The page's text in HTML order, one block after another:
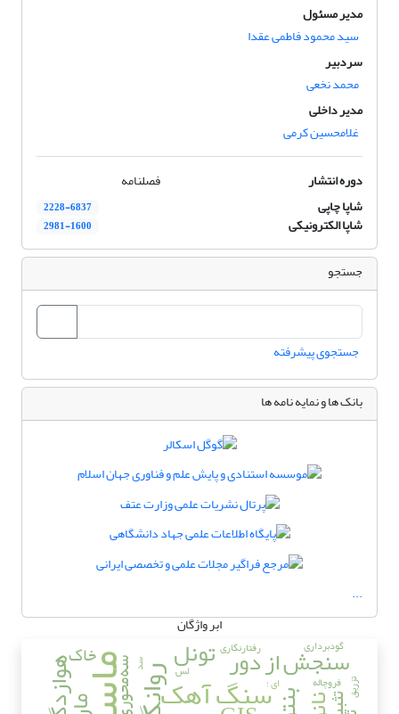
مدیر مسئول
سید محمود فاطمی عقدا
سردبیر
محمد نخعی
مدیر داخلی
غلامحسین کرمی
دوره انتشار
فصلنامه
شاپا چاپی
2228-6837
شاپا الکترونیکی 2981-1600
جستجو
جستجوی پیشرفته
بانک ها و نمایه نامه ها
...
ابر واژگان
ماسه سنگ آهک هوازدگی سنجش از دور تونل خاک سه‌محوریسد
تزریق
رفتارنگاری گودبرداری
ای ؛ فروچاله
لس